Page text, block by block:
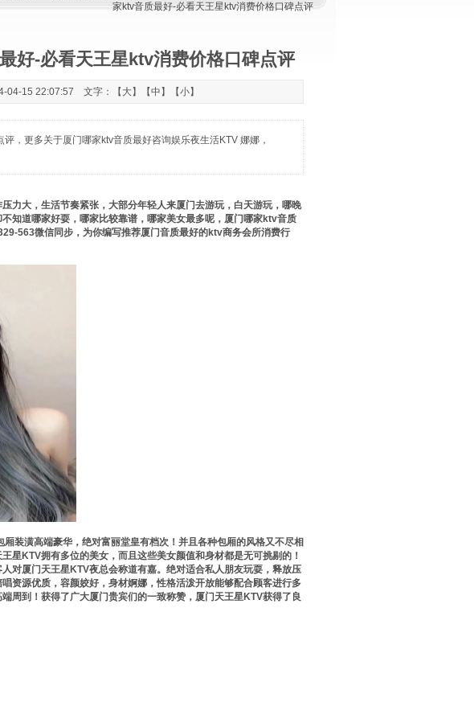
家ktv音质最好-必看天王星ktv消费价格口碑点评
好-必看天王星ktv消费价格口碑点评
04-15 22:07:57 文字：【 大】【中 】【小】
，更多关于厦门哪家ktv音质最好咨询娱乐夜生活KTV 娜娜，
力大，生活节奏紧张，大部分年轻人来厦门去游玩，白天游玩，哪晚
知道哪家好耍，哪家比较靠谱，哪家美女最多呢，厦门哪家ktv音质
563微信同步，为你编写推荐厦门音质最好的ktv商务会所消费行
装潢高端豪华，绝对富丽堂皇有档次！并且各种包厢的风格又不尽相
星KTV拥有多位的美女，而且这些美女颜值和身材都是无可挑剔的！
对厦门天王星KTV夜总会称道有嘉。绝对适合私人朋友玩耍，释放压
资源优质，容颜姣好，身材婀娜，性格活泼开放能够配合顾客进行多
周到！获得了广大厦门贵宾们的一致称赞，厦门天王星KTV获得了良